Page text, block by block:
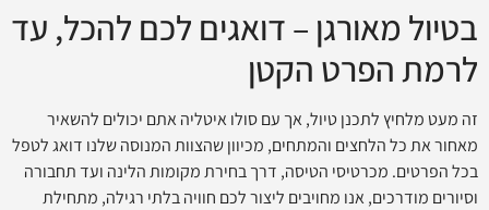
בטיול מאורגן – דואגים לכם להכל, עד
לרמת הפרט הקטן
זה מעט מלחיץ לתכנן טיול, אך עם סולו איטליה אתם יכולים להשאיר
מאחור את כל הלחצים והמתחים, מכיוון שהצוות המנוסה שלנו דואג לטפל
בכל הפרטים. מכרטיסי הטיסה, דרך בחירת מקומות הלינה ועד תחבורה
וסיורים מודרכים, אנו מחויבים ליצור לכם חוויה בלתי רגילה, מתחילת